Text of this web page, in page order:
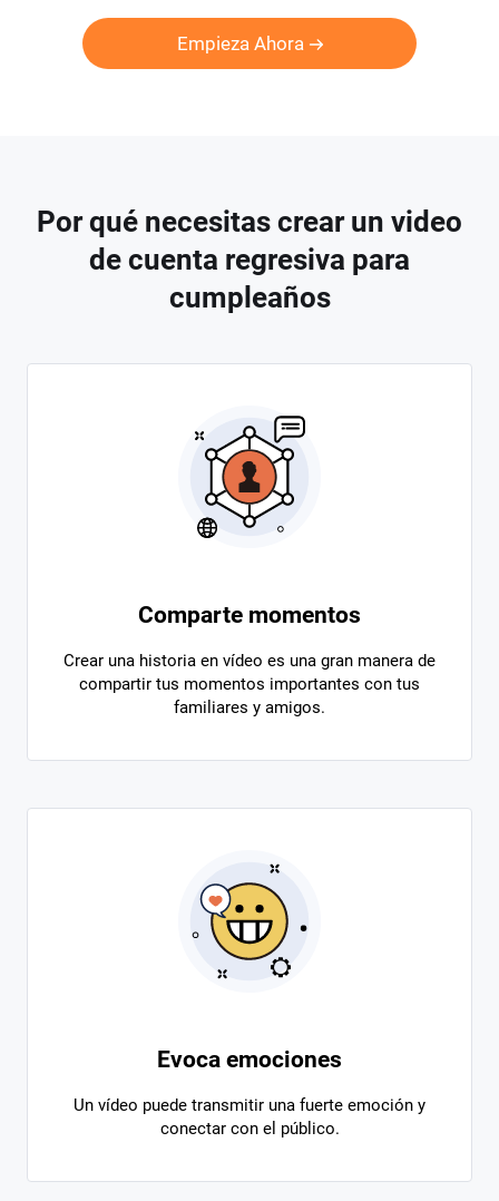
Empieza Ahora
Por qué necesitas crear un video
de cuenta regresiva para
cumpleaños
Comparte momentos
Crear una historia en vídeo es una gran manera de
compartir tus momentos importantes con tus
familiares y amigos.
Evoca emociones
Un vídeo puede transmitir una fuerte emoción y
conectar con el público.